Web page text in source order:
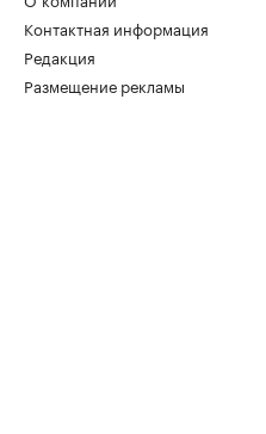
Контактная информация
Редакция
Размещение рекламы